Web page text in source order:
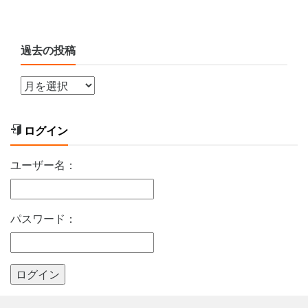
過去の投稿
ログイン
ユーザー名：
パスワード：